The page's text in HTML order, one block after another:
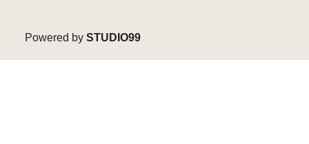
Powered by STUDIO99